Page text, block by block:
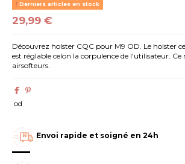
Derniers articles en stock
29,99 €
Découvrez holster CQC pour M9 OD. Le holster
est réglable celon la corpulence de l'utilisateur. Ce
airsofteurs.
od
Envoi rapide et soigné en 24h